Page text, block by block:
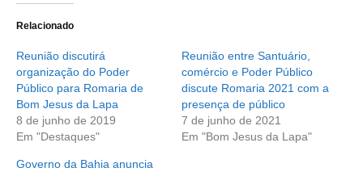
Relacionado
Reunião discutirá
organização do Poder
Público para Romaria de
Bom Jesus da Lapa
8 de junho de 2019
Em "Destaques"
Reunião entre Santuário,
comércio e Poder Público
discute Romaria 2021 com a
presença de público
7 de junho de 2021
Em "Bom Jesus da Lapa"
Governo da Bahia anuncia